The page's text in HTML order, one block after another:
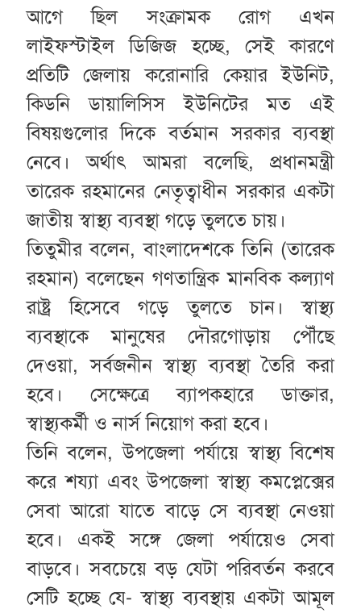
আগে ছিল সংক্রামক রোগ এখন
লাইফস্টাইল ডিজিজ হচ্ছে, সেই কারণে
প্রতিটি জেলায় করোনারি কেয়ার ইউনিট,
কিডনি ডায়ালিসিস ইউনিটের মত এই
বিষয়গুলোর দিকে বর্তমান সরকার ব্যবস্থা
নেবে। অর্থাৎ আমরা বলেছি, প্রধানমন্ত্রী
তারেক রহমানের নেতৃত্বাধীন সরকার একটা
জাতীয় স্বাস্থ্য ব্যবস্থা গড়ে তুলতে চায়।
তিতুমীর বলেন, বাংলাদেশকে তিনি (তারেক
রহমান) বলেছেন গণতান্ত্রিক মানবিক কল্যাণ
রাষ্ট্র হিসেবে গড়ে তুলতে চান। স্বাস্থ্য
ব্যবস্থাকে মানুষের দৌরগোড়ায় পৌঁছে
দেওয়া, সর্বজনীন স্বাস্থ্য ব্যবস্থা তৈরি করা
হবে। সেক্ষেত্রে ব্যাপকহারে ডাক্তার,
স্বাস্থ্যকর্মী ও নার্স নিয়োগ করা হবে।
তিনি বলেন, উপজেলা পর্যায়ে স্বাস্থ্য বিশেষ
করে শয্যা এবং উপজেলা স্বাস্থ্য কমপ্লেক্সের
সেবা আরো যাতে বাড়ে সে ব্যবস্থা নেওয়া
হবে। একই সঙ্গে জেলা পর্যায়েও সেবা
বাড়বে। সবচেয়ে বড় যেটা পরিবর্তন করবে
সেটি হচ্ছে যে- স্বাস্থ্য ব্যবস্থায় একটা আমূল